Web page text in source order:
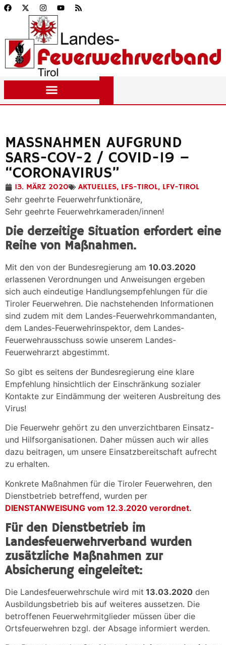
MASSNAHMEN AUFGRUND S
ARS-COV-2 / COVID-19 – “
CORONAVIRUS”
13. MÄRZ 2020 AKTUELLES, LFS-TIROL, LFV-TIROL
Sehr geehrte Feuerwehrfunktionäre,
Sehr geehrte Feuerwehrkameraden/innen!
Die derzeitige Situation erfordert eine
Reihe von Maßnahmen.
Mit den von der Bundesregierung am 10.03.2020
erlassenen Verordnungen und Anweisungen ergeben
sich auch eindeutige Handlungsempfehlungen für die
Tiroler Feuerwehren. Die nachstehenden Informationen
sind zudem mit dem Landes-Feuerwehrkommandanten,
dem Landes-Feuerwehrinspektor, dem Landes-
Feuerwehrausschuss sowie unserem Landes-
Feuerwehrarzt abgestimmt.
So gibt es seitens der Bundesregierung eine klare
Empfehlung hinsichtlich der Einschränkung sozialer
Kontakte zur Eindämmung der weiteren Ausbreitung des
Virus!
Die Feuerwehr gehört zu den unverzichtbaren Einsatz-
und Hilfsorganisationen. Daher müssen auch wir alles
dazu beitragen, um unsere Einsatzbereitschaft aufrecht
zu erhalten.
Konkrete Maßnahmen für die Tiroler Feuerwehren, den
Dienstbetrieb betreffend, wurden per
DIENSTANWEISUNG vom 12.3.2020 verordnet.
Für den Dienstbetrieb im
Landesfeuerwehrverband wurden
zusätzliche Maßnahmen zur
Absicherung eingeleitet:
Die Landesfeuerwehrschule wird mit 13.03.2020 den
Ausbildungsbetrieb bis auf weiteres aussetzen. Die
betroffenen Feuerwehrmitglieder müssen über die
Ortsfeuerwehren bzgl. der Absage informiert werden.